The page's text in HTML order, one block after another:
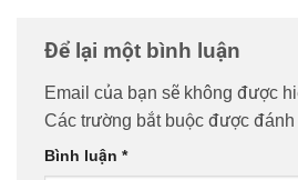
Để lại một bình luận
Email của bạn sẽ không được
Các trường bắt buộc được đánh
Bình luận *